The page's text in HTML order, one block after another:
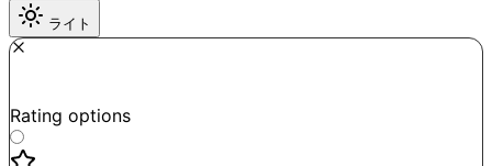
ライト
Rating options